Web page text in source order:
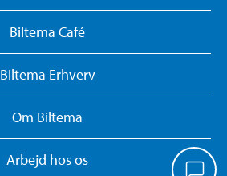
Biltema Café
Biltema Erhverv
Om Biltema
Arbejd hos os